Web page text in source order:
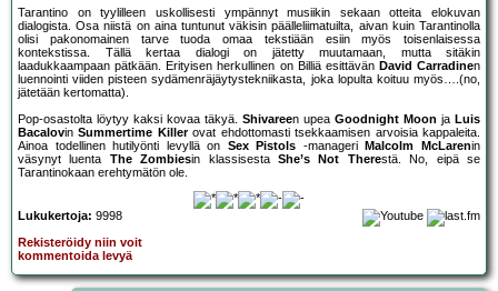
Tarantino on tyylilleen uskollisesti ympännyt musiikin sekaan otteita elokuvan
dialogista. Osa niistä on aina tuntunut väkisin päälleliimatuilta, aivan kuin Tarantinolla
olisi pakonomainen tarve tuoda omaa tekstiään esiin myös toisenlaisessa
kontekstissa. Tällä kertaa dialogi on jätetty muutamaan, mutta sitäkin
laadukkaampaan pätkään. Erityisen herkullinen on Billiä esittävän David Carradinen
luennointi viiden pisteen sydämenräjäytystekniikasta, joka lopulta koituu myös….(no,
jätetään kertomatta).
Pop-osastolta löytyy kaksi kovaa täkyä. Shivareen upea Goodnight Moon ja Luis
BacalovinSummertime Killerovat ehdottomasti tsekkaamisen arvoisia kappaleita.
Ainoa todellinen hutilyönti levyllä on Sex Pistols -manageri Malcolm McLarenin
väsynyt luenta The Zombiesin klassisestaShe’s Not Therestä. No, eipä se
Tarantinokaan erehtymätön ole.
Lukukertoja: 9998
Rekisteröidy niin voit
kommentoida levyä